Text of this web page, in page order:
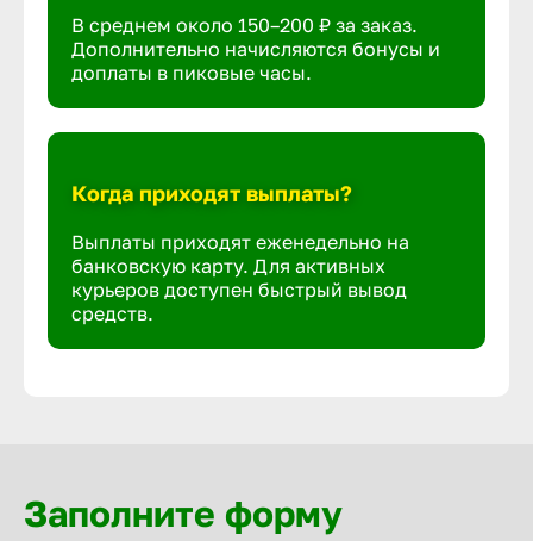
В среднем около 150–200 ₽ за заказ.
Дополнительно начисляются бонусы и
доплаты в пиковые часы.
Когда приходят выплаты?
Выплаты приходят еженедельно на
банковскую карту. Для активных
курьеров доступен быстрый вывод
средств.
Заполните форму